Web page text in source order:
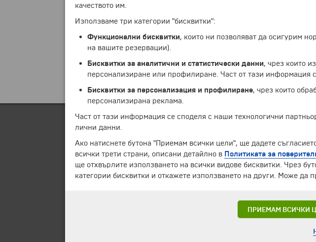
качеството им.
Използваме три категории "бисквитки":
Функционални бисквитки, които ни позволяват да осигурим
на вашите резервации).
Бисквитки за аналитични и статистически данни, чрез които
персонализиране или профилиране. Част от тази информация
Бисквитки за персонализация и профилиране, чрез които
персонализирана реклама.
Част от тази информация се споделя с наши технологични
лични данни.
Ако натиснете бутона "Приемам всички цели", ще дадете
всички трети страни, описани детайлно в Политиката за
ще отхвърлите използването на всички видове бисквитки. Чрез
категории бисквитки и откажете използването на други. Може да
ПРИЕМАМ ВСИЧКИ